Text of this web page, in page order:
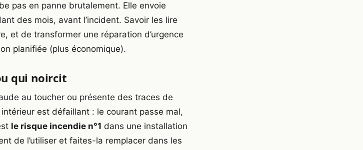
pas en panne brutalement. Elle envoie
des mois, avant l’incident. Savoir les lire
et de transformer une réparation d’urgence
planifiée (plus économique).
qui noircit
au toucher ou présente des traces de
intérieur est défaillant : le courant passe mal,
le risque incendie n°1 dans une installation
de l’utiliser et faites-la remplacer dans les